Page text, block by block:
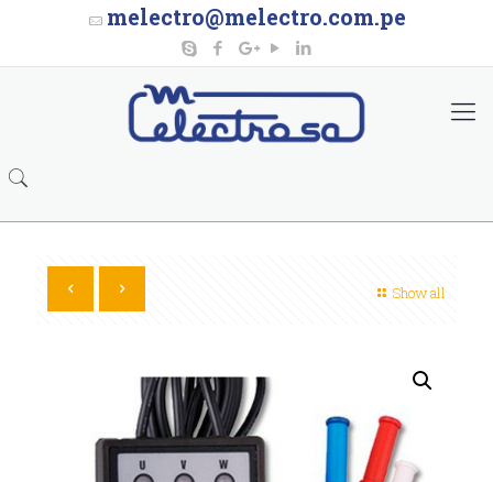
melectro@melectro.com.pe
Show all